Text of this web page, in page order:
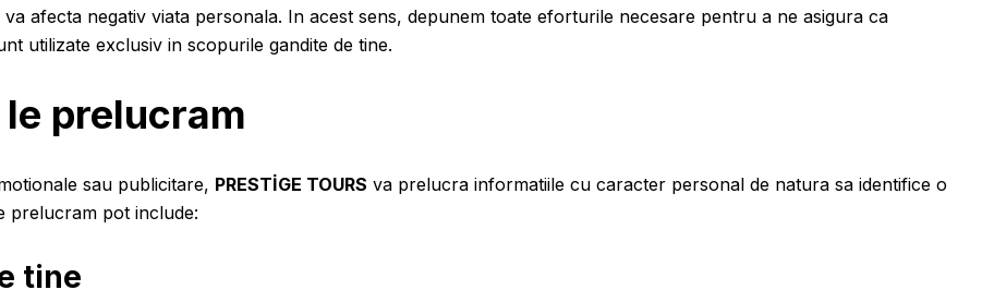
afecta negativ viata personala. In acest sens, depunem toate eforturile necesare pentru a ne asigura ca
utilizate exclusiv in scopurile gandite de tine.
prelucram
sau publicitare, PRESTİGE TOURS va prelucra informatiile cu caracter personal de natura sa identifice o
prelucram pot include:
tine